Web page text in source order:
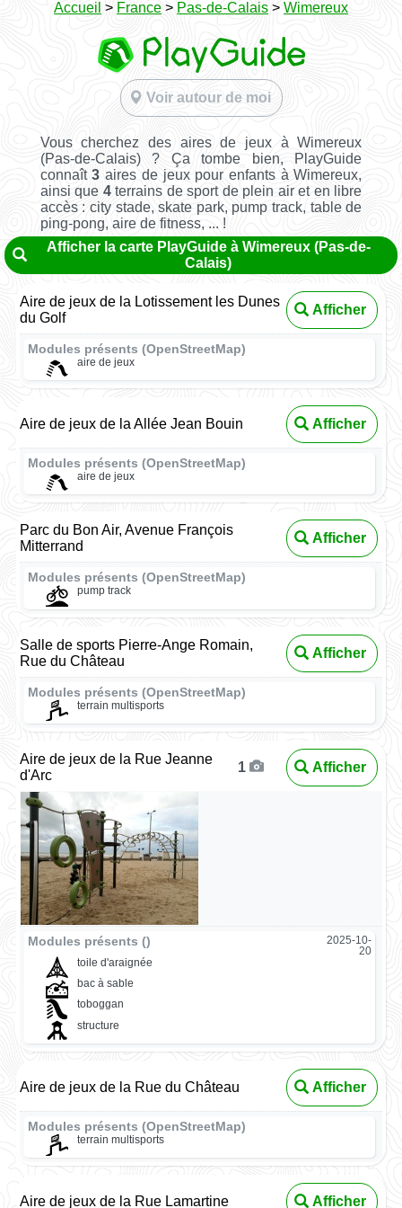
Accueil > France > Pas-de-Calais > Wimereux
Voir autour de moi
Vous cherchez des aires de jeux à Wimereux
(Pas-de-Calais) ? Ça tombe bien, PlayGuide
connaît3 aires de jeux pour enfants à Wimereux,
ainsi que 4terrains de sport de plein air et en libre
accès : city stade, skate park, pump track, table de
ping-pong, aire de fitness, ... !
Afficher la carte PlayGuide à Wimereux (Pas-de-
Calais)
Aire de jeux de la Lotissement les Dunes
du Golf
Afficher
Modules présents (OpenStreetMap)
aire de jeux
Aire de jeux de la Allée Jean Bouin Afficher
Modules présents (OpenStreetMap)
aire de jeux
Parc du Bon Air, Avenue François
Mitterrand
Afficher
Modules présents (OpenStreetMap)
pump track
Salle de sports Pierre-Ange Romain,
Rue du Château
Afficher
Modules présents (OpenStreetMap)
terrain multisports
Aire de jeux de la Rue Jeanne
d'Arc
1 Afficher
Modules présents ()
2025-10-
20
toile d'araignée
bac à sable
toboggan
structure
Aire de jeux de la Rue du Château Afficher
Modules présents (OpenStreetMap)
terrain multisports
Aire de jeux de la Rue Lamartine Afficher